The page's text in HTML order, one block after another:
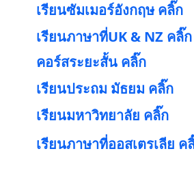
เรียนซัมเมอร์อังกฤษ คลิ๊ก
เรียนภาษาที่UK & NZ คลิ๊ก
คอร์สระยะสั้น คลิ๊ก
เรียนประถม มัธยม คลิ๊ก
เรียนมหาวิทยาลัย คลิ๊ก
เรียนภาษาที่ออสเตรเลีย ค